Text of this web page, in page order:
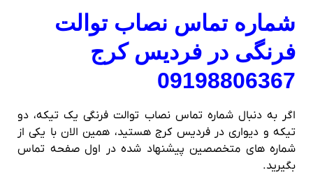
شماره تماس نصاب توالت
فرنگی در فردیس کرج
09198806367
اگر به دنبال شماره تماس نصاب توالت فرنگی یک تیکه، دو
تیکه و دیواری در فردیس کرج هستید، همین الان با یکی از
شماره های متخصصین پیشنهاد شده در اول صفحه تماس
بگیرید.